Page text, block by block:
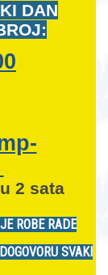
DAN
2 sata
ROBE RADE
SVAKI